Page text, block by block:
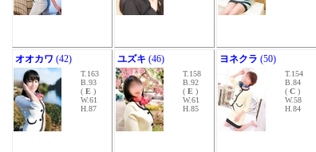
オオカワ (42)
T.163
B.93
( E )
W.61
H.87
ユズキ (46)
T.158
B.92
( E )
W.61
H.85
ヨネクラ (50)
T.154
B.84
( C )
W.58
H.84